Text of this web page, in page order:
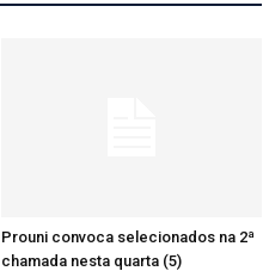
Prouni convoca selecionados na 2ª
chamada nesta quarta (5)